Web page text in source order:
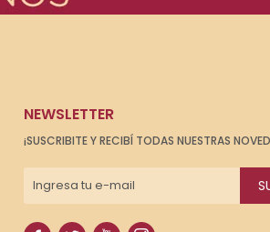
NEWSLETTER
¡SUSCRIBITE Y RECIBÍ TODAS NUESTRAS